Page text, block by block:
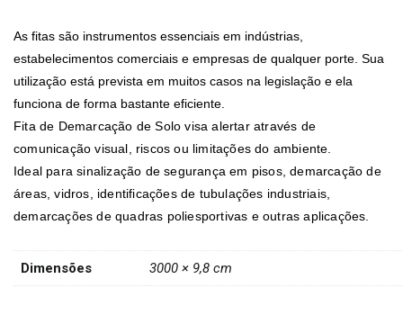
As fitas são instrumentos essenciais em indústrias,
estabelecimentos comerciais e empresas de qualquer porte. Sua
utilização está prevista em muitos casos na legislação e ela
funciona de forma bastante eficiente.
Fita de Demarcação de Solo visa alertar através de
comunicação visual, riscos ou limitações do ambiente.
Ideal para sinalização de segurança em pisos, demarcação de
áreas, vidros, identificações de tubulações industriais,
demarcações de quadras poliesportivas e outras aplicações.
Dimensões 3000 × 9,8 cm